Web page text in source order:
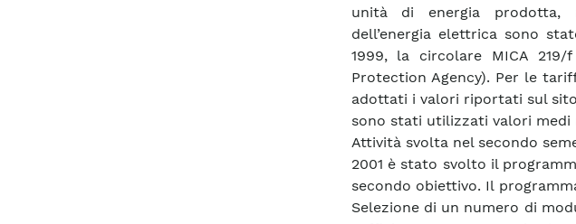
unità di energia prodotta,
dell’energia elettrica sono
1999, la circolare MICA 219/
Protection Agency). Per le
adottati i valori riportati sul
sono stati utilizzati valori medi
Attività svolta nel secondo
2001 è stato svolto il
secondo obiettivo. Il
Selezione di un numero di